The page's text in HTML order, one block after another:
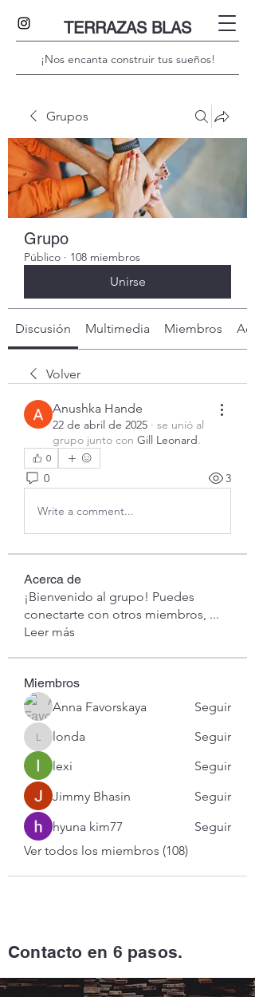
TERRAZAS BLAS
¡Nos encanta construir tus sueños!
Grupos
Grupo
Público · 108 miembros
Unirse
Discusión Multimedia Miembros
Volver
Anushka Hande
22 de abril de 2025 · se unió al
grupo junto con Gill Leonard.
0
0 3
Write a comment...
Acerca de
¡Bienvenido al grupo! Puedes
conectarte con otros miembros, ...
Leer más
Miembros
Anna Favorskaya
Seguir
londalonda
Seguir
lexi
Seguir
Jimmy Bhasin
Seguir
hyuna kim77
Seguir
Ver todos los miembros (108)
Contacto en 6 pasos.